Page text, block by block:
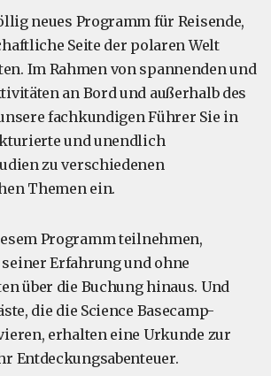
neues Programm für Reisende,
Seite der polaren Welt
Im Rahmen von spannenden und
an Bord und außerhalb des
fachkundigen Führer Sie in
und unendlich
zu verschiedenen
Themen ein.
Programm teilnehmen,
Erfahrung und ohne
über die Buchung hinaus. Und
die die Science Basecamp-
erhalten eine Urkunde zur
Entdeckungsabenteuer.